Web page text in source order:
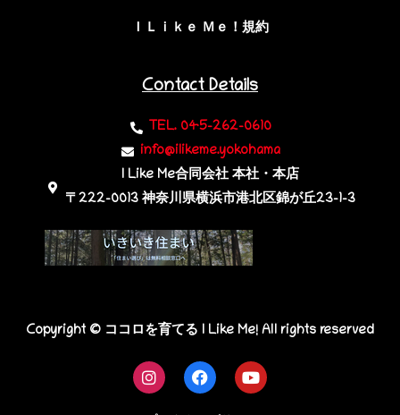
Contact Details
TEL. 045-262-0610
info@ilikeme.yokohama
I Like Me合同会社 本社・本店
〒222-0013 神奈川県横浜市港北区錦が丘23-1-3​
ＩＬｉｋｅ Ｍｅ！規約
Copyright © ココロを育てる I Like Me! All rights reserved
I
n
F
a
Y
o